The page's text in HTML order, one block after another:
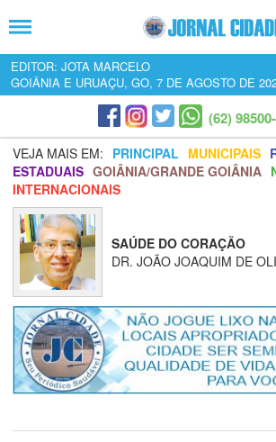
EDITOR: JOTA MARCELO
GOIÂNIA E URUAÇU, GO, 7 DE AGOSTO DE
(62)
VEJA MAIS EM: PRINCIPAL MUNICIPAIS
ESTADUAIS GOIÂNIA/GRANDE GOIÂNIA
INTERNACIONAIS
SAÚDE DO CORAÇÃO
DR. JOÃO JOAQUIM DE